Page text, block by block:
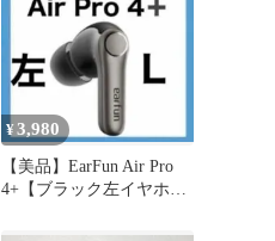
¥3,980
【美品】EarFun Air Pro
4+【ブラック左イヤホ